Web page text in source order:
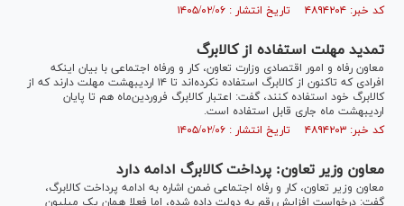
کد خبر: ۴۸۹۴۲۰۴ تاریخ انتشار : ۱۴۰۵/۰۲/۰۶
تمدید مهلت استفاده از کالابرگ
معاون رفاه و امور اقتصادی وزارت تعاون، کار و ورفاه اجتماعی با بیان اینکه
افرادی که تاکنون از کالابرگ استفاده نکرده‌اند تا ۱۴ اردیبهشت مهلت دارند که از
کالابرگ خود استفاده کنند، گفت: اعتبار کالابرگ فروردین‌ماه هم تا پایان
اردیبهشت ماه جاری قابل استفاده است.
کد خبر: ۴۸۹۴۲۰۳ تاریخ انتشار : ۱۴۰۵/۰۲/۰۶
معاون وزیر تعاون: پرداخت کالابرگ ادامه دارد
معاون وزیر تعاون، کار و رفاه اجتماعی ضمن اشاره به ادامه پرداخت کالابرگ،
گفت: درخواست افزایش رقم به دولت داده شده، اما فعلا همان یک میلیون